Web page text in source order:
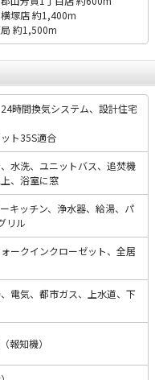
横塚店 約1,400m
局 約1,500m
時間換気システム、設計住宅
ト35S適合
水洗、ユニットバス、追焚機
、浴室に窓
キッチン、浄水器、給湯、パ
リル
ークインクローゼット、全居
電気、都市ガス、上水道、下
報知機）